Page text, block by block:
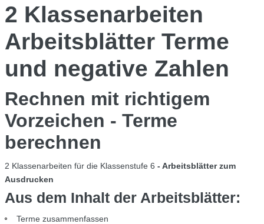
2 Klassenarbeiten
Arbeitsblätter Terme
und negative Zahlen
Rechnen mit richtigem
Vorzeichen - Terme
berechnen
2 Klassenarbeiten für die Klassenstufe 6 - Arbeitsblätter zum
Ausdrucken
Aus dem Inhalt der Arbeitsblätter:
Terme zusammenfassen